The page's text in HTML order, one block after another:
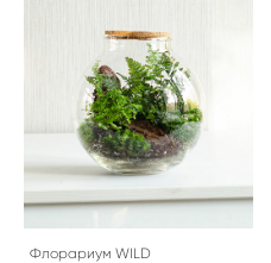
Флорариум WILD